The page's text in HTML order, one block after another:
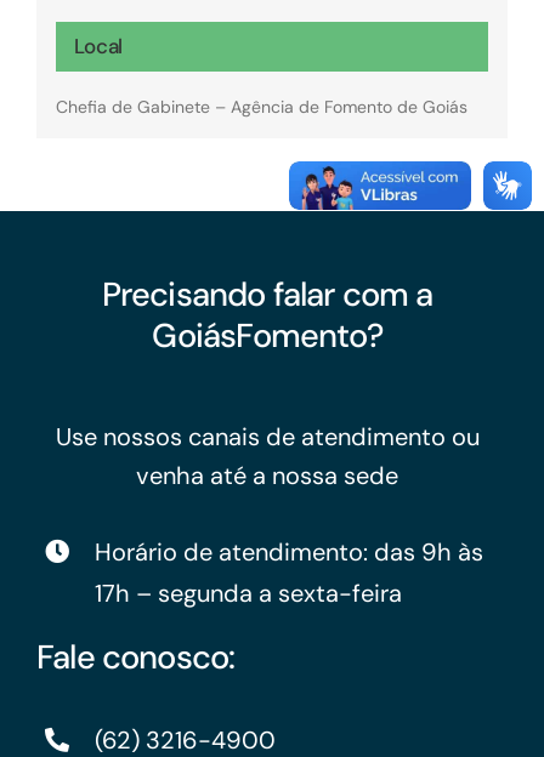
Local
Chefia de Gabinete – Agência de Fomento de Goiás
Precisando falar com a
GoiásFomento?
Use nossos canais de atendimento ou
venha até a nossa sede
Horário de atendimento: das 9h às
17h – segunda a sexta-feira
Fale conosco:
(62) 3216-4900